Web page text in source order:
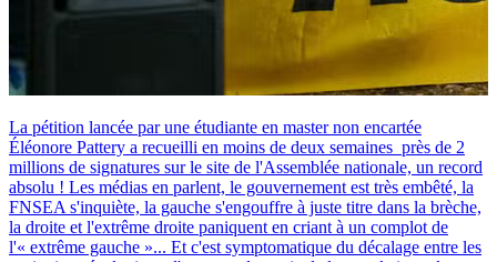
La pétition lancée par une étudiante en master non encartée
Éléonore Pattery a recueilli en moins de deux semaines près de 2
millions de signatures sur le site de l'Assemblée nationale, un record
absolu ! Les médias en parlent, le gouvernement est très embêté, la
FNSEA s'inquiète, la gauche s'engouffre à juste titre dans la brèche,
la droite et l'extrême droite paniquent en criant à un complot de
l'« extrême gauche »... Et c'est symptomatique du décalage entre les